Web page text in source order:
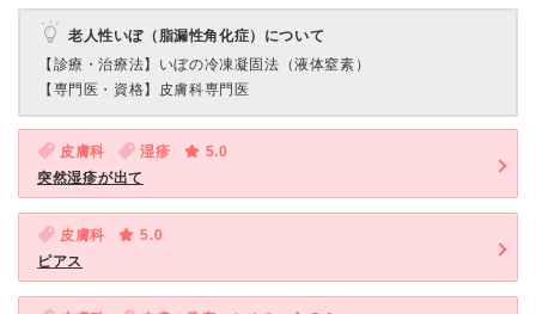
老人性いぼ（脂漏性角化症）について
【診療・治療法】 いぼの冷凍凝固法（液体窒素）
【専門医・資格】 皮膚科専門医
皮膚科 湿疹
5.0
突然湿疹が出て
皮膚科
5.0
ピアス